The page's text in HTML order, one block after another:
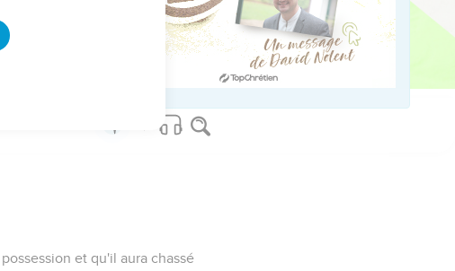
aujourd'hui.
ces commandements devant
et qu'il aura chassé